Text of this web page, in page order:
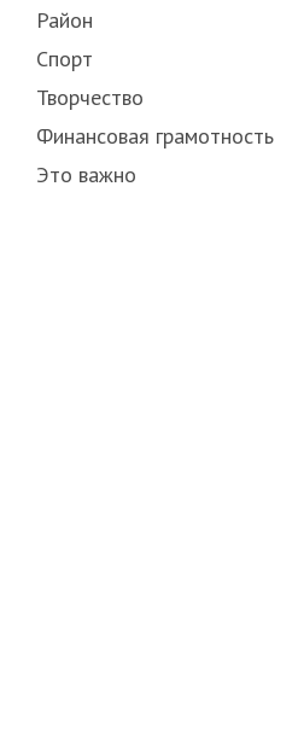
Район
Спорт
Творчество
Финансовая грамотность
Это важно